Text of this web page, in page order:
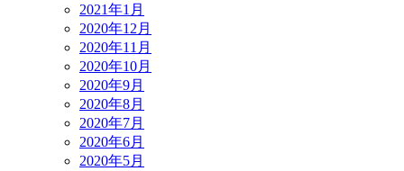
2021年1月
2020年12月
2020年11月
2020年10月
2020年9月
2020年8月
2020年7月
2020年6月
2020年5月